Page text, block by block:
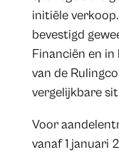
initiële
bevestigd
Financiën en
van de
vergelijkbare
Voor
vanaf 1 januari